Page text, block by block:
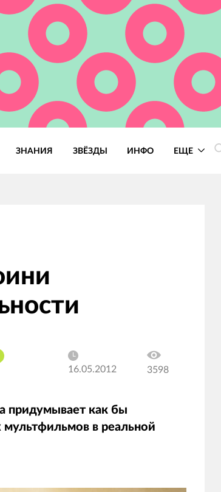
ЗНАНИЯ ЗВЁЗДЫ ИНФО ЕЩЕ
16.05.2012 3598
придумывает как бы
в реальной